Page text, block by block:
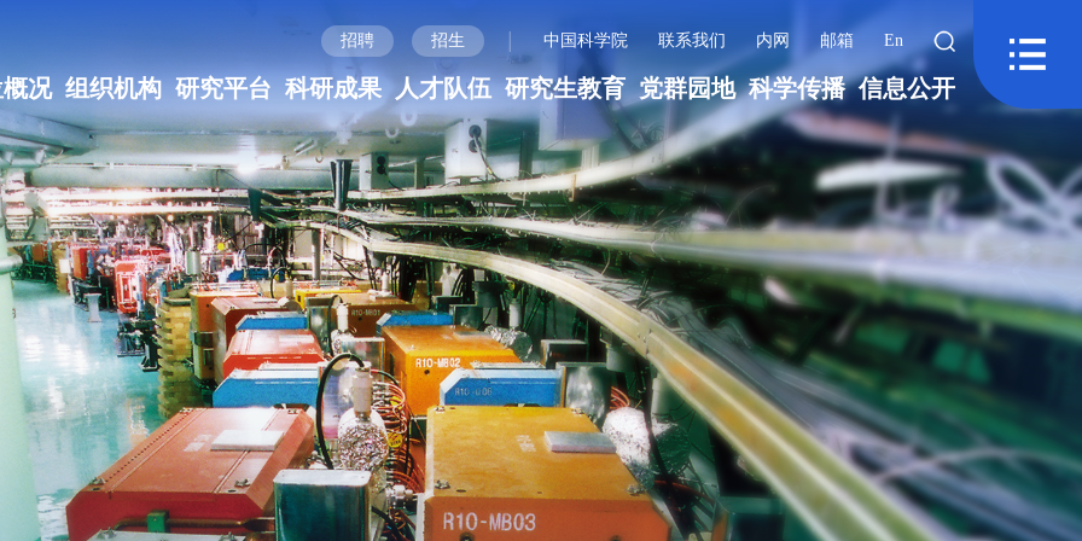
招聘 招生 | 中国科学院 联系我们 内网 邮箱 En
况 组织机构 研究平台 科研成果 人才队伍 研究生教育 党群园地 科学传播 信息公开